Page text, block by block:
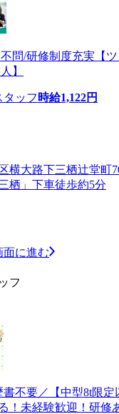
問/研修制度充実【
】
タッフ 時給1,122円
横大路下三栖辻堂町
栖」下車徒歩約5分
面に進む
フ
不要／【中型8t限定
！未経験歓迎！研修